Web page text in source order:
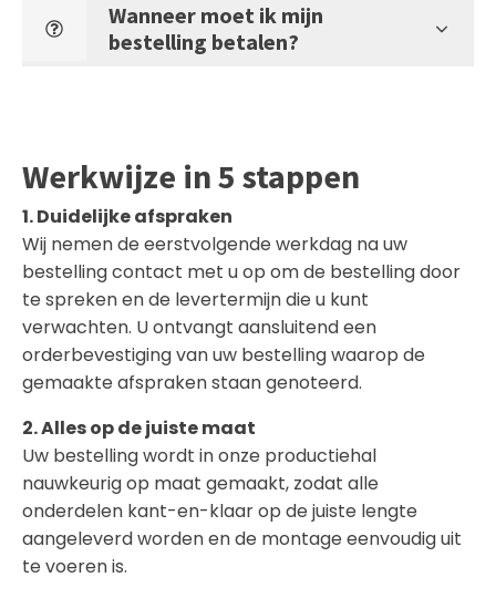
Wanneer moet ik mijn
bestelling betalen?
Werkwijze in 5 stappen
1. Duidelijke afspraken
Wij nemen de eerstvolgende werkdag na uw
bestelling contact met u op om de bestelling door
te spreken en de levertermijn die u kunt
verwachten. U ontvangt aansluitend een
orderbevestiging van uw bestelling waarop de
gemaakte afspraken staan genoteerd.
2. Alles op de juiste maat
Uw bestelling wordt in onze productiehal
nauwkeurig op maat gemaakt, zodat alle
onderdelen kant-en-klaar op de juiste lengte
aangeleverd worden en de montage eenvoudig uit
te voeren is.